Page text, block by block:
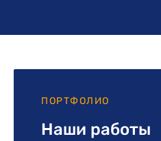
ПОРТФОЛИО
Наши работы